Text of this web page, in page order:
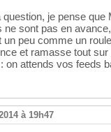
question, je pense
ne sont pas en
peu comme un
et ramasse tout
on attends vos feeds
à 19h47